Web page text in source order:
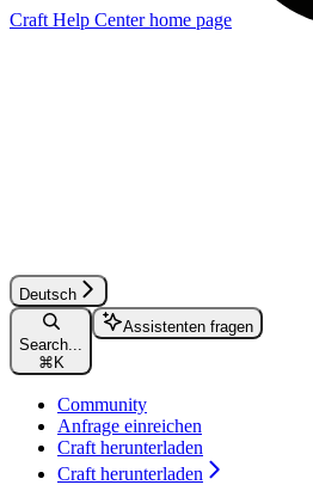
Craft Help Centerhome page
Deutsch
Search...
⌘K
Assistenten fragen
Community
Anfrage einreichen
Craft herunterladen
Craft herunterladen